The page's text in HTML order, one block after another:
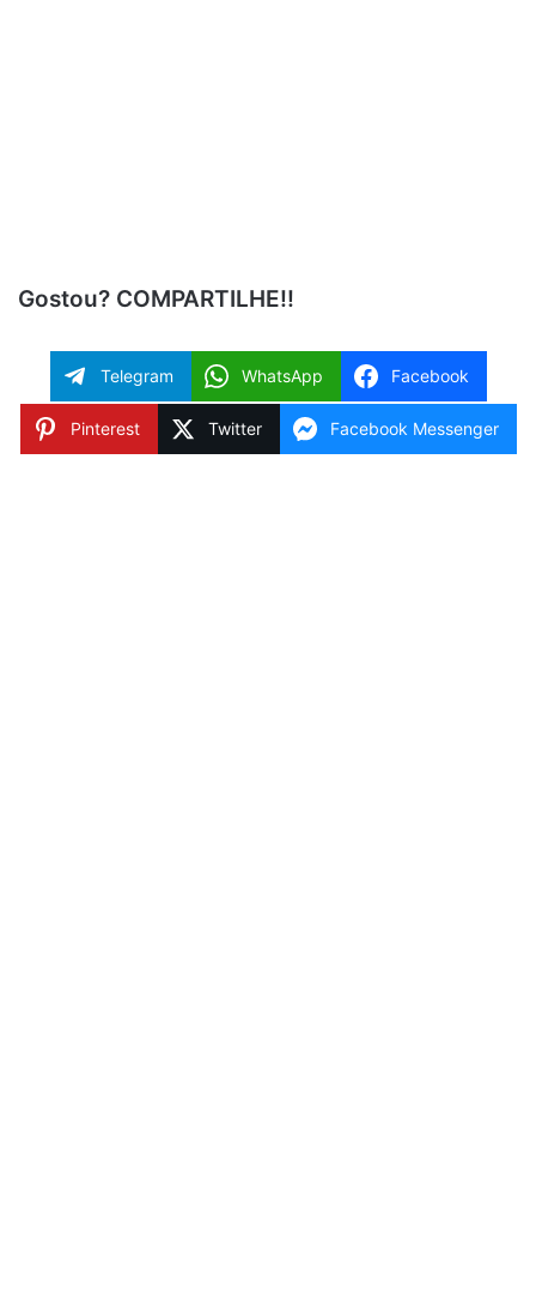
Gostou? COMPARTILHE!!
Telegram WhatsApp Facebook
Pinterest Twitter Facebook Messenger